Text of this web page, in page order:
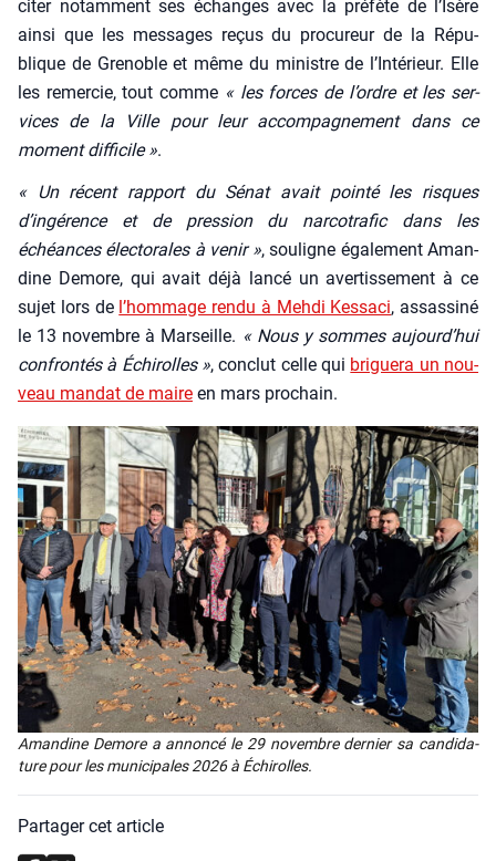
citer notam­ment ses échanges avec la pré­fète de l’I­sère
ain­si que les mes­sages reçus du pro­cu­reur de la Répu­
blique de Gre­noble et même du ministre de l’In­té­rieur. Elle
les remer­cie, tout comme « les forces de l’ordre et les ser­
vices de la Ville pour leur accom­pa­gne­ment dans ce
moment dif­fi­cile ».
« Un récent rap­port du Sénat avait poin­té les risques
d’ingérence et de pres­sion du nar­co­tra­fic dans les
échéances élec­to­rales à venir », sou­ligne éga­le­ment Aman­
dine Demore, qui avait déjà lan­cé un aver­tis­se­ment à ce
sujet lors de l’hom­mage ren­du à Meh­di Kes­sa­ci, assas­si­né
le 13 novembre à Mar­seille. « Nous y sommes aujourd’hui
confron­tés à Échi­rolles », conclut celle qui bri­gue­ra un nou­
veau man­dat de maire en mars pro­chain.
Aman­dine Demore a annon­cé le 29 novembre der­nier sa can­di­da­
ture pour les muni­ci­pales 2026 à Échi­rolles.
Partager cet article